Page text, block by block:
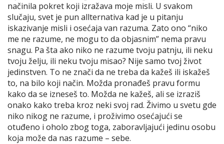
načinila pokret koji izražava moje misli. U svakom
slučaju, svet je pun allternativa kad je u pitanju
iskazivanje misli i osećaja van razuma. Zato ono “niko
me ne razume, ne mogu to da objasnim” nema pravu
snagu. Pa šta ako niko ne razume tvoju patnju, ili neku
tvoju želju, ili neku tvoju misao? Nije samo tvoj život
jedinstven. To ne znači da ne treba da kažeš ili iskažeš
to, na bilo koji način. Možda pronađeš pravu formu
kako da se izneseš to. Možda ne kažeš, ali se izraziš
onako kako treba kroz neki svoj rad. Živimo u svetu gde
niko nikog ne razume, i proživimo osećajući se
otuđeno i oholo zbog toga, zaboravljajući jedinu osobu
koja može da nas razume – sebe.